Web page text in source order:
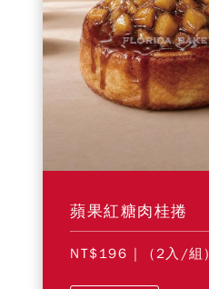
蘋果紅糖肉桂捲
NT$196 | (2入/組)